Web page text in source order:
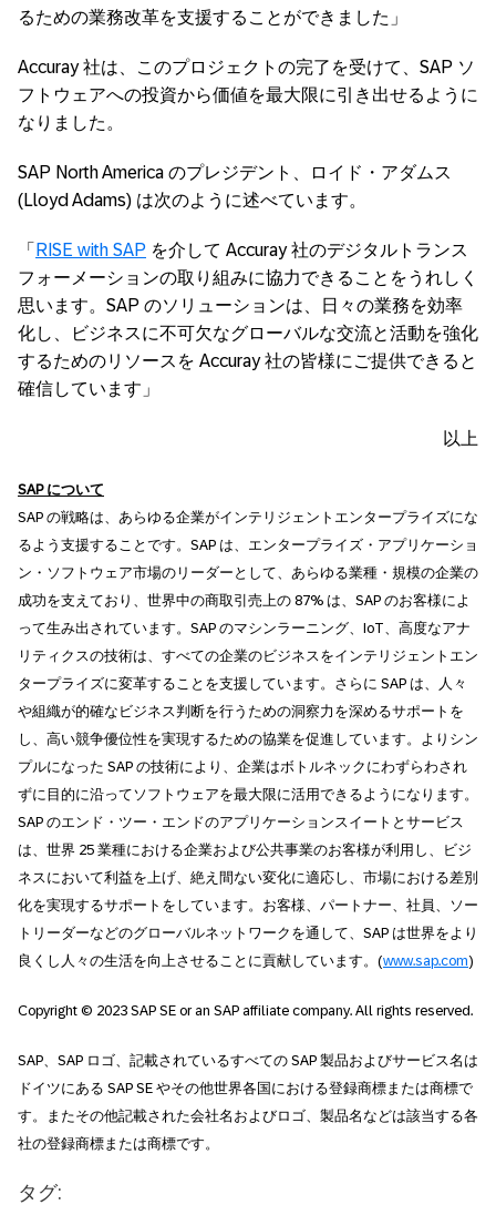
るための業務改革を支援することができました」
Accuray 社は、このプロジェクトの完了を受けて、SAP ソ
フトウェアへの投資から価値を最大限に引き出せるように
なりました。
SAP North America のプレジデント、ロイド・アダムス
(Lloyd Adams) は次のように述べています。
「 RISE with SAP を介して Accuray 社のデジタルトランス
フォーメーションの取り組みに協力できることをうれしく
思います。SAP のソリューションは、日々の業務を効率
化し、ビジネスに不可欠なグローバルな交流と活動を強化
するためのリソースを Accuray 社の皆様にご提供できると
確信しています」
以上
SAP について
SAP の戦略は、あらゆる企業がインテリジェントエンタープライズにな
るよう支援することです。SAP は、エンタープライズ・アプリケーショ
ン・ソフトウェア市場のリーダーとして、あらゆる業種・規模の企業の
成功を支えており、世界中の商取引売上の 87% は、SAP のお客様によ
って生み出されています。SAP のマシンラーニング、IoT、高度なアナ
リティクスの技術は、すべての企業のビジネスをインテリジェントエン
タープライズに変革することを支援しています。さらに SAP は、人々
や組織が的確なビジネス判断を行うための洞察力を深めるサポートを
し、高い競争優位性を実現するための協業を促進しています。よりシン
プルになった SAP の技術により、企業はボトルネックにわずらわされ
ずに目的に沿ってソフトウェアを最大限に活用できるようになります。
SAP のエンド・ツー・エンドのアプリケーションスイートとサービス
は、世界 25 業種における企業および公共事業のお客様が利用し、ビジ
ネスにおいて利益を上げ、絶え間ない変化に適応し、市場における差別
化を実現するサポートをしています。お客様、パートナー、社員、ソー
トリーダーなどのグローバルネットワークを通して、SAP は世界をより
良くし人々の生活を向上させることに貢献しています。(www.sap.com)
Copyright © 2023 SAP SE or an SAP affiliate company. All rights reserved.
SAP、SAP ロゴ、記載されているすべての SAP 製品およびサービス名は
ドイツにある SAP SE やその他世界各国における登録商標または商標で
す。またその他記載された会社名およびロゴ、製品名などは該当する各
社の登録商標または商標です。
タグ: